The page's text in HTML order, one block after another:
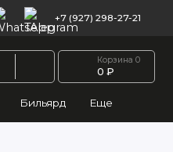
+7 (927) 298-27-21
Корзина 0
0 ₽
Бильярд Еще